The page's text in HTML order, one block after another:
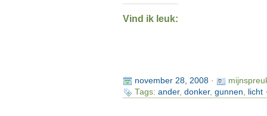
Vind ik leuk:
november 28, 2008·
Tags: ander, donker, gunnen, licht